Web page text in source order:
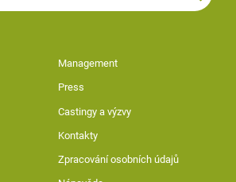
Management
Press
Castingy a výzvy
Kontakty
Zpracování osobních údajů